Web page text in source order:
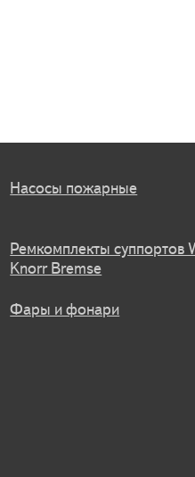
Насосы пожарные
Ремкомплекты суппортов
Knorr Bremse
Фары и фонари